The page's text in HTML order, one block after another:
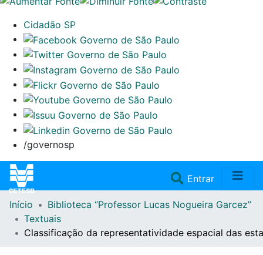
Cidadão SP
/governosp
Entrar(current)
Home
Início
Biblioteca “Professor Lucas Nogueira Garcez”
Textuais
Classificação da representatividade espacial das